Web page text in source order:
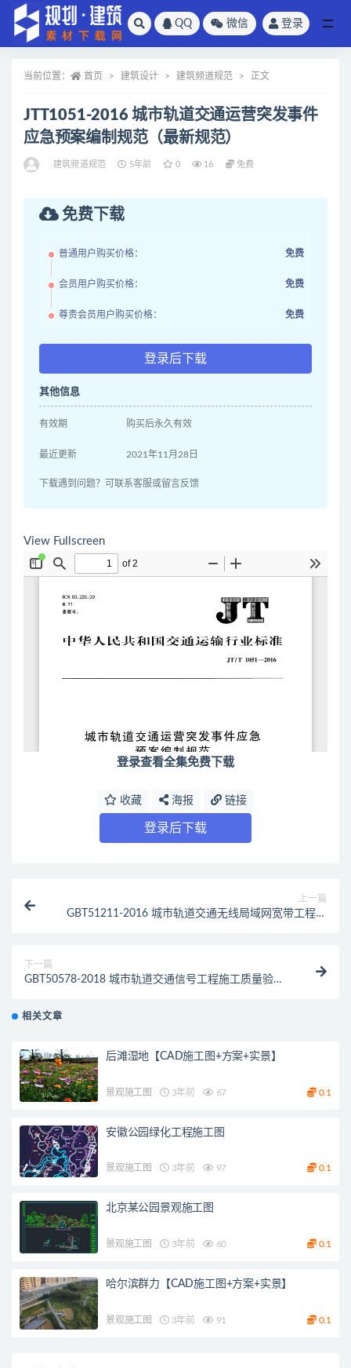
QQ 微信 登录
当前位置： 首页 建筑设计 建筑频道规范 正文
JTT1051-2016 城市轨道交通运营突发事件
应急预案编制规范（最新规范）
建筑频道规范 5年前 0 16 免费
免费下载
普通用户购买价格： 免费
会员用户购买价格： 免费
尊贵会员用户购买价格： 免费
登录后下载
其他信息
有效期 购买后永久有效
最近更新 2021年11月28日
下载遇到问题？可联系客服或留言反馈
View Fullscreen
登录查看全集免费下载
收藏 海报 链接
登录后下载
上一篇
GBT51211-2016 城市轨道交通无线局域网宽带工程技
下一篇
GBT50578-2018 城市轨道交通信号工程施工质量验收
相关文章
后滩湿地【CAD施工图+方案+实景】
景观施工图 3年前 67 0.1
安徽公园绿化工程施工图
景观施工图 3年前 97 0.1
北京某公园景观施工图
景观施工图 3年前 60 0.1
哈尔滨群力【CAD施工图+方案+实景】
景观施工图 3年前 91 0.1
全部